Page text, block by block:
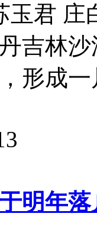
玉君
吉林
形成
明年